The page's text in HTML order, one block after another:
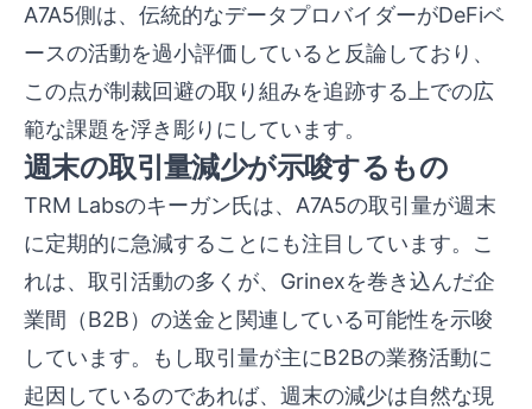
A7A5側は、伝統的なデータプロバイダーがDeFiベ
ースの活動を過小評価していると反論しており、
この点が制裁回避の取り組みを追跡する上での広
範な課題を浮き彫りにしています。
週末の取引量減少が示唆するもの
TRM Labsのキーガン氏は、A7A5の取引量が週末
に定期的に急減することにも注目しています。こ
れは、取引活動の多くが、Grinexを巻き込んだ企
業間（B2B）の送金と関連している可能性を示唆
しています。もし取引量が主にB2Bの業務活動に
起因しているのであれば、週末の減少は自然な現